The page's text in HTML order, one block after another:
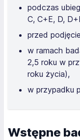
podczas
C, C+E, D,
przed
w ramach
2,5 roku w
roku życia),
w przypadku
Wstępne